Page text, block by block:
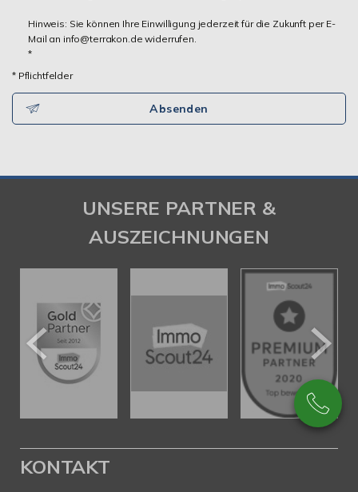
Hinweis: Sie können Ihre Einwilligung jederzeit für die Zukunft per E-
Mail an info@terrakon.de widerrufen.
*
* Pflichtfelder
Absenden
UNSERE PARTNER &
AUSZEICHNUNGEN
KONTAKT